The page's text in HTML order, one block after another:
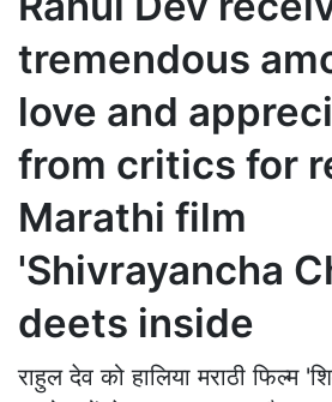
tremendous
love and
from critics for
Marathi film
'Shivrayancha
deets inside
राहुल देव को हालिया मराठी फिल्म